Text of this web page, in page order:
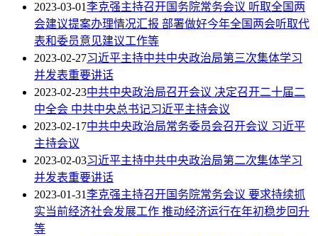
2023-03-01李克强主持召开国务院常务会议 听取全国两
会建议提案办理情况汇报 部署做好今年全国两会听取代
表和委员意见建议工作等
2023-02-27习近平主持中共中央政治局第三次集体学习
并发表重要讲话
2023-02-23中共中央政治局召开会议 决定召开二十届二
中全会 中共中央总书记习近平主持会议
2023-02-17中共中央政治局常务委员会召开会议 习近平
主持会议
2023-02-03习近平主持中共中央政治局第二次集体学习
并发表重要讲话
2023-01-31李克强主持召开国务院常务会议 要求持续抓
实当前经济社会发展工作 推动经济运行在年初稳步回升
等